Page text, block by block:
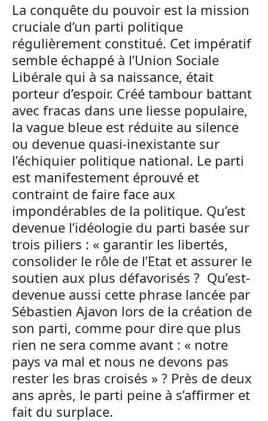
La conquête du pouvoir est la mission
cruciale d’un parti politique
régulièrement constitué. Cet impératif
semble échappé à l’Union Sociale
Libérale qui à sa naissance, était
porteur d’espoir. Créé tambour battant
avec fracas dans une liesse populaire,
la vague bleue est réduite au silence
ou devenue quasi-inexistante sur
l’échiquier politique national. Le parti
est manifestement éprouvé et
contraint de faire face aux
impondérables de la politique. Qu’est
devenue l’idéologie du parti basée sur
trois piliers : « garantir les libertés,
consolider le rôle de l’Etat et assurer le
soutien aux plus défavorisés ? Qu’est-
devenue aussi cette phrase lancée par
Sébastien Ajavon lors de la création de
son parti, comme pour dire que plus
rien ne sera comme avant : « notre
pays va mal et nous ne devons pas
rester les bras croisés » ? Près de deux
ans après, le parti peine à s’affirmer et
fait du surplace.